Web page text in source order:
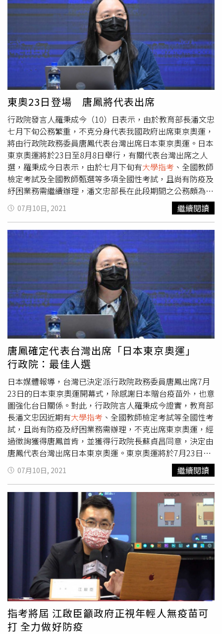
4位、英文1位、數甲6位、歷史5位、地理12位。周兆民進
一步指出，像是有考生在數甲答案卷畫出類似蝙蝠俠的圖
案，也有考生在物理考卷畫小熊圖案，還有人在生物考卷畫
圖，還寫出「I hate指考、by：某高職生」，以上均涉及違
規，扣該節答案卷成績2分。周兆民提到，有4件考生在應試
時喝水被扣2分， 另外還有考生在考公民與社會科時，未經
監試人員同意，突然衝出教室，監試人員也隨即衝出教室，
並在廁所門口等待考生，但考生之後並未說明為何這麼做，
便回到考場繼續考試，遭扣該科2分。周兆民也說，還有考
生在數乙考試時，疑似呼吸道過敏，撕毀局部答題卷來擦拭
手指。另則有考生將答案抄寫在大腿上，被監試人員發現
後，帶去試務辦公室拍照，並要求抹去後才讓考生離場，兩
種情況都遭該科扣減2分。也有考生在便條紙謄寫答案，並
攜帶違禁品入座，遭扣減5分。
東奧23日登場 唐鳳將代表出席
行政院發言人羅秉成今（10）日表示，由於教育部長潘文忠
七月下旬公務繁重，不克分身代表我國政府出席東京奧運，
將由行政院政務委員唐鳳代表台灣出席日本東京奧運。日本
東京奧運將於23日至8月8日舉行，有關代表台灣出席之人
選，羅秉成今日表示，由於七月下旬有大學指考 、全國教師
檢定考試及全國教師甄選等多項全國性考試，且尚有防疫及
紓困業務需繼續辦理，潘文忠部長在此段期間之公務頗為繁
重，不克分身代表我國政府出席東京奧運。羅秉成指出，唐
鳳首肯後，再向行政院蘇貞昌院長建議並獲同意，決定由唐
鳳政委代表臺灣出席日本東京奧運。羅秉成表示，唐鳯政委
在數位政策、開放政府及社會創新等專業領域表現卓越，廣
獲國內及國際肯定，是代表我國政府出席東京奧運的最佳人
選。
07月10日, 2021 繼續閱讀
唐鳳確定代表台灣出席「日本東京奧運」
行政院：最佳人選
日本媒體報導，台灣已決定派行政院政務委員唐鳳出席7月
23日的日本東京奧運開幕式，除感謝日本贈台疫苗外，也意
圖強化台日關係。對此，行政院言人羅秉成今證實，教育部
長潘文忠因近期有大學指考 、全國教師檢定考試等全國性考
試，且尚有防疫及紓困業務需辦理，不克出席東京奧運，經
過徵詢獲得唐鳳首肯，並獲得行政院長蘇貞昌同意，決定由
唐鳳代表台灣出席日本東京奧運。東京奧運將於7月23日開
幕，先前傳出，因潘文忠另有要公，將由在日本具有知名度
的唐鳳代表出席東京奧運，但行政院不願證實，僅表示若有
定案會向外界說明。日本朝日新聞昨報導，台灣已經確定派
唐鳳出席東京奧運開幕式，中華奧會已向相關機構提出發證
申請，目前正進行相關手續。對此，羅秉成說，由於7月下
、全國教師檢定考試及全國教師甄選等多項全
國性考試，且尚有防疫及紓困業務需繼續辦理，潘文忠在此
段期間之公務頗為繁重，不克分身代表我國政府出席東京奧
運，經親自徵詢唐鳳首肯後，再向行政院蘇貞昌院長建議並
獲同意，決定由唐鳳代表台灣出席日本東京奧運。羅秉成表
示，唐鳯在數位政策、開放政府及社會創新等專業領域表現
卓越，廣獲國內及國際肯定，是代表我國政府出席東京奧運
的最佳人選。
07月10日, 2021 繼續閱讀
指考將屆 江啟臣籲政府正視年輕人無疫苗可
打 全力做好防疫